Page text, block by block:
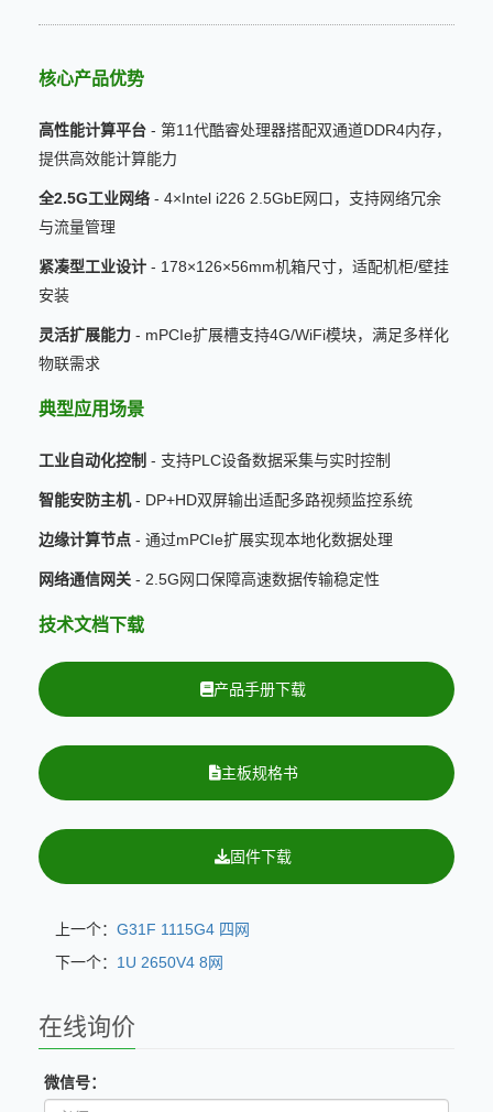
核心产品优势
高性能计算平台 - 第11代酷睿处理器搭配双通道DDR4内存，
提供高效能计算能力
全2.5G工业网络 - 4×Intel i226 2.5GbE网口，支持网络冗余
与流量管理
紧凑型工业设计 - 178×126×56mm机箱尺寸，适配机柜/壁挂
安装
灵活扩展能力 - mPCIe扩展槽支持4G/WiFi模块，满足多样化
物联需求
典型应用场景
工业自动化控制 - 支持PLC设备数据采集与实时控制
智能安防主机- DP+HD双屏输出适配多路视频监控系统
边缘计算节点 - 通过mPCIe扩展实现本地化数据处理
网络通信网关 - 2.5G网口保障高速数据传输稳定性
技术文档下载
产品手册下载
主板规格书
固件下载
上一个： G31F 1115G4 四网
下一个： 1U 2650V4 8网
在线询价
微信号：